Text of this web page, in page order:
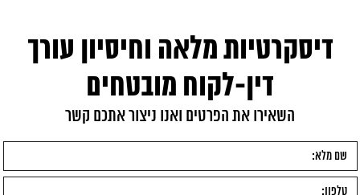
דיסקרטיות מלאה וחיסיון עורך
דין-לקוח מובטחים
השאירו את הפרטים ואנו ניצור אתכם קשר